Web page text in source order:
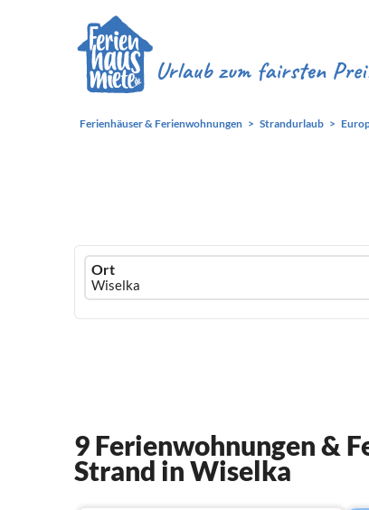
Ferienhäuser & Ferienwohnungen Strandurlaub
Ferienhausmiete
logo
Ort
9 Ferienwohnungen &
Strand in Wiselka